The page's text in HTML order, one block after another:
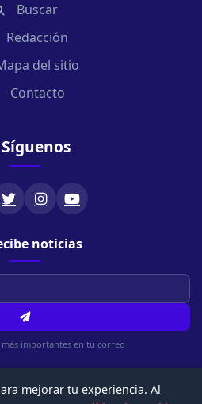
Buscar
Redacción
del sitio
Contacto
Síguenos
noticias
más importantes en tu correo
mejorar tu experiencia. Al